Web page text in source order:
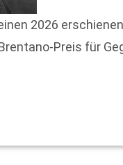
2026
Preis für